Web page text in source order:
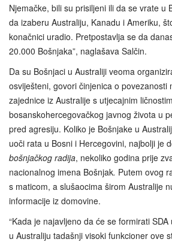
Njemačke, bili su prisiljeni ili da se vrate u
da izaberu Australiju, Kanadu i Ameriku,
konačnici uradio. Pretpostavlja se da
20.000 Bošnjaka”, naglašava Salčin.
Da su Bošnjaci u Australiji veoma
osviješteni, govori činjenica o povezanosti
zajednice iz Australije s utjecajnim
bosanskohercegovačkog javnog života u
pred agresiju. Koliko je Bošnjake u
uoči rata u Bosni i Hercegovini, najbolji je
bošnjačkog radija, nekoliko godina prije
nacionalnog imena Bošnjak. Putem ovog
s maticom, a slušaocima širom Australije
informacije iz domovine.
“Kada je najavljeno da će se formirati
u Australiju tadašnji visoki funkcioner ove